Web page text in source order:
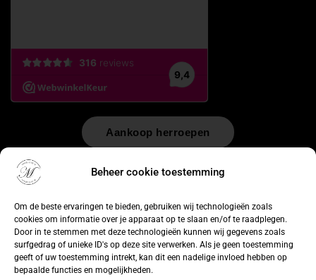
Beheer cookie toestemming
Om de beste ervaringen te bieden, gebruiken wij technologieën zoals
cookies om informatie over je apparaat op te slaan en/of te raadplegen.
Door in te stemmen met deze technologieën kunnen wij gegevens zoals
surfgedrag of unieke ID's op deze site verwerken. Als je geen toestemming
geeft of uw toestemming intrekt, kan dit een nadelige invloed hebben op
bepaalde functies en mogelijkheden.
Aankoop herroepen
© 2026 by WebUnlimited–Algemene voorwaarden